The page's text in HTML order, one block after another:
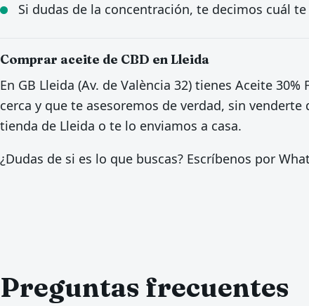
Si dudas de la concentración, te decimos cuál te
Comprar aceite de CBD en Lleida
En GB Lleida (Av. de València 32) tienes Aceite
cerca y que te asesoremos de verdad, sin
tienda de Lleida o te lo enviamos a casa.
¿Dudas de si es lo que buscas? Escríbenos por
Preguntas frecuentes